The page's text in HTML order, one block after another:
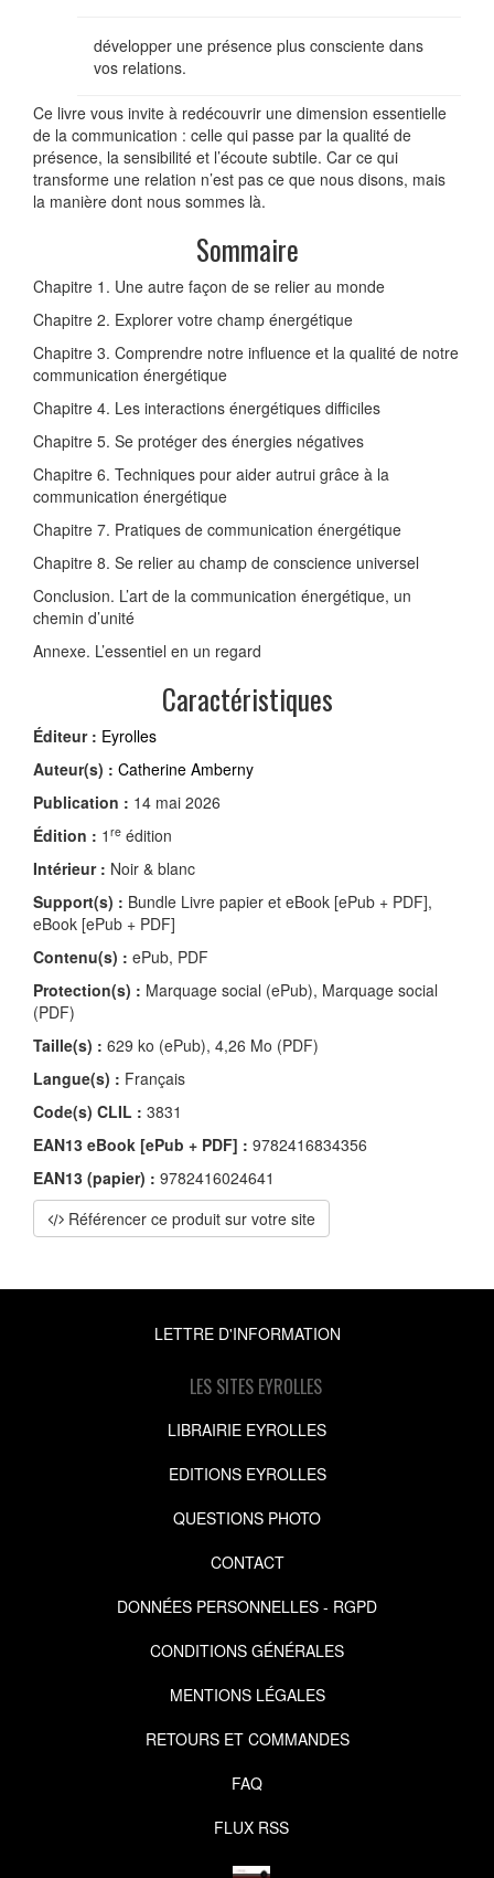
développer une présence plus consciente dans
vos relations.
Ce livre vous invite à redécouvrir une dimension essentielle
de la communication : celle qui passe par la qualité de
présence, la sensibilité et l’écoute subtile. Car ce qui
transforme une relation n’est pas ce que nous disons, mais
la manière dont nous sommes là.
Sommaire
Chapitre 1. Une autre façon de se relier au monde
Chapitre 2. Explorer votre champ énergétique
Chapitre 3. Comprendre notre influence et la qualité de notre
communication énergétique
Chapitre 4. Les interactions énergétiques difficiles
Chapitre 5. Se protéger des énergies négatives
Chapitre 6. Techniques pour aider autrui grâce à la
communication énergétique
Chapitre 7. Pratiques de communication énergétique
Chapitre 8. Se relier au champ de conscience universel
Conclusion. L’art de la communication énergétique, un
chemin d’unité
Annexe. L’essentiel en un regard
Caractéristiques
Éditeur : Eyrolles
Auteur(s) : Catherine Amberny
Publication : 14 mai 2026
Édition : 1 re édition
Intérieur : Noir & blanc
Support(s) : Bundle Livre papier et eBook [ePub + PDF],
eBook [ePub + PDF]
Contenu(s) : ePub, PDF
Protection(s) : Marquage social (ePub), Marquage social
(PDF)
Taille(s) : 629 ko (ePub), 4,26 Mo (PDF)
Langue(s) : Français
Code(s) CLIL : 3831
EAN13 eBook [ePub + PDF] : 9782416834356
EAN13 (papier) : 9782416024641
Référencer ce produit sur votre site
LETTRE D'INFORMATION
LES SITES EYROLLES
LIBRAIRIE EYROLLES
EDITIONS EYROLLES
QUESTIONS PHOTO
CONTACT
DONNÉES PERSONNELLES - RGPD
CONDITIONS GÉNÉRALES
MENTIONS LÉGALES
RETOURS ET COMMANDES
FAQ
FLUX RSS